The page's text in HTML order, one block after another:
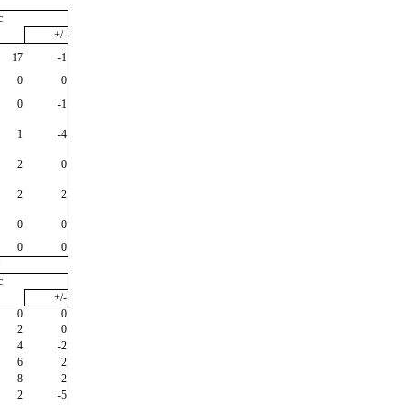
+/-
17
-1
0
0
0
-1
1
-4
2
0
2
2
0
0
0
0
+/-
0
0
2
0
4
-2
6
2
8
2
2
-5